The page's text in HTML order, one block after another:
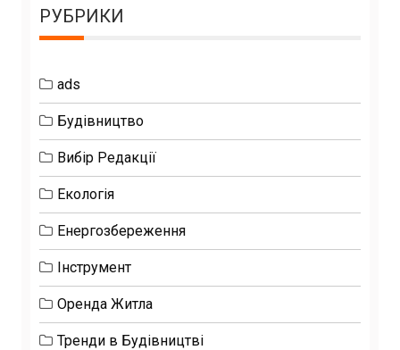
РУБРИКИ
ads
Будівництво
Вибір Редакції
Екологія
Енергозбереження
Інструмент
Оренда Житла
Тренди в Будівництві